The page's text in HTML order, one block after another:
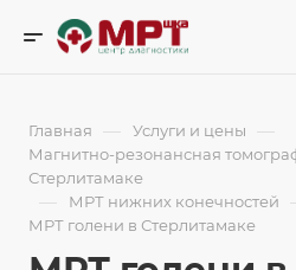
Главная — Услуги и цены —
Магнитно-резонансная
Стерлитамаке
— МРТ нижних конечностей
МРТ голени в Стерлитамаке